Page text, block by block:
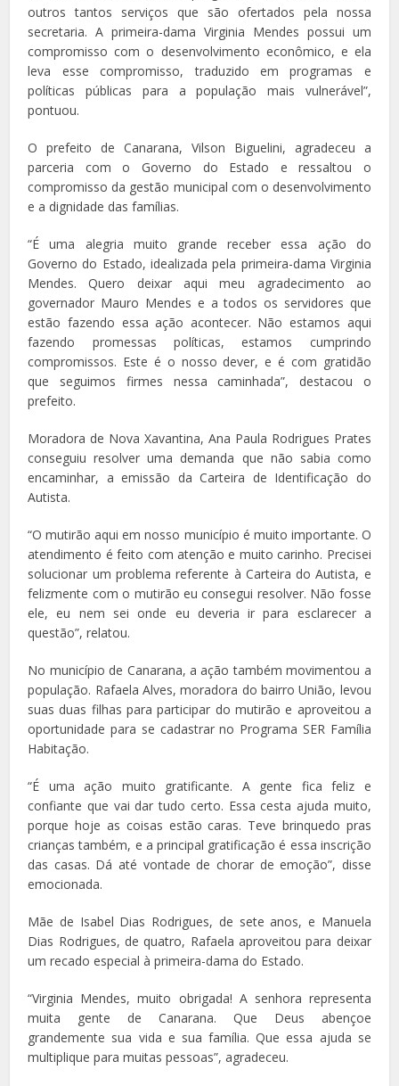
outros tantos serviços que são ofertados pela nossa
secretaria. A primeira-dama Virginia Mendes possui um
compromisso com o desenvolvimento econômico, e ela
leva esse compromisso, traduzido em programas e
políticas públicas para a população mais vulnerável”,
pontuou.
O prefeito de Canarana, Vilson Biguelini, agradeceu a
parceria com o Governo do Estado e ressaltou o
compromisso da gestão municipal com o desenvolvimento
e a dignidade das famílias.
“É uma alegria muito grande receber essa ação do
Governo do Estado, idealizada pela primeira-dama Virginia
Mendes. Quero deixar aqui meu agradecimento ao
governador Mauro Mendes e a todos os servidores que
estão fazendo essa ação acontecer. Não estamos aqui
fazendo promessas políticas, estamos cumprindo
compromissos. Este é o nosso dever, e é com gratidão
que seguimos firmes nessa caminhada”, destacou o
prefeito.
Moradora de Nova Xavantina, Ana Paula Rodrigues Prates
conseguiu resolver uma demanda que não sabia como
encaminhar, a emissão da Carteira de Identificação do
Autista.
“O mutirão aqui em nosso município é muito importante. O
atendimento é feito com atenção e muito carinho. Precisei
solucionar um problema referente à Carteira do Autista, e
felizmente com o mutirão eu consegui resolver. Não fosse
ele, eu nem sei onde eu deveria ir para esclarecer a
questão”, relatou.
No município de Canarana, a ação também movimentou a
população. Rafaela Alves, moradora do bairro União, levou
suas duas filhas para participar do mutirão e aproveitou a
oportunidade para se cadastrar no Programa SER Família
Habitação.
“É uma ação muito gratificante. A gente fica feliz e
confiante que vai dar tudo certo. Essa cesta ajuda muito,
porque hoje as coisas estão caras. Teve brinquedo pras
crianças também, e a principal gratificação é essa inscrição
das casas. Dá até vontade de chorar de emoção”, disse
emocionada.
Mãe de Isabel Dias Rodrigues, de sete anos, e Manuela
Dias Rodrigues, de quatro, Rafaela aproveitou para deixar
um recado especial à primeira-dama do Estado.
“Virginia Mendes, muito obrigada! A senhora representa
muita gente de Canarana. Que Deus abençoe
grandemente sua vida e sua família. Que essa ajuda se
multiplique para muitas pessoas”, agradeceu.